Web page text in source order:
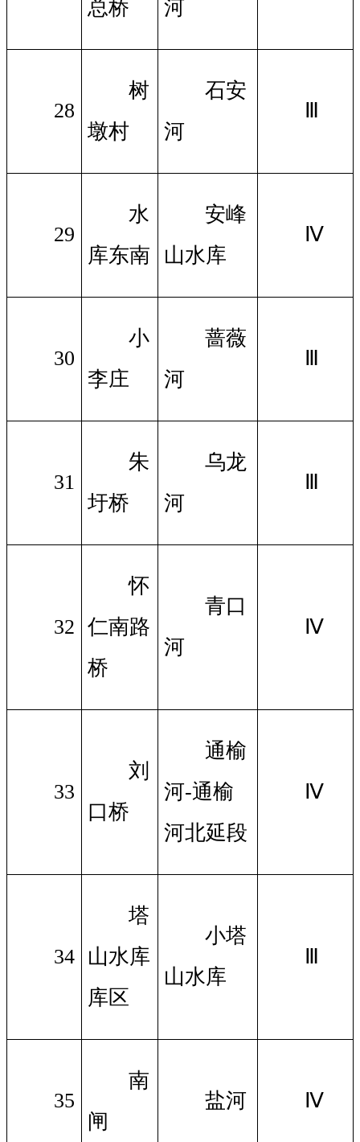
总桥 河
28
树
墩村
石安
河
29
水
库东南
安峰
山水库
Ⅳ
30
小
李庄
蔷薇
河
31
朱
圩桥
乌龙
河
32
怀
仁南路
桥
青口
河
Ⅳ
33
刘
口桥
通榆
河-通榆
河北延段
Ⅳ
34
塔
山水库
库区
小塔
山水库
35
南
闸
盐河 Ⅳ